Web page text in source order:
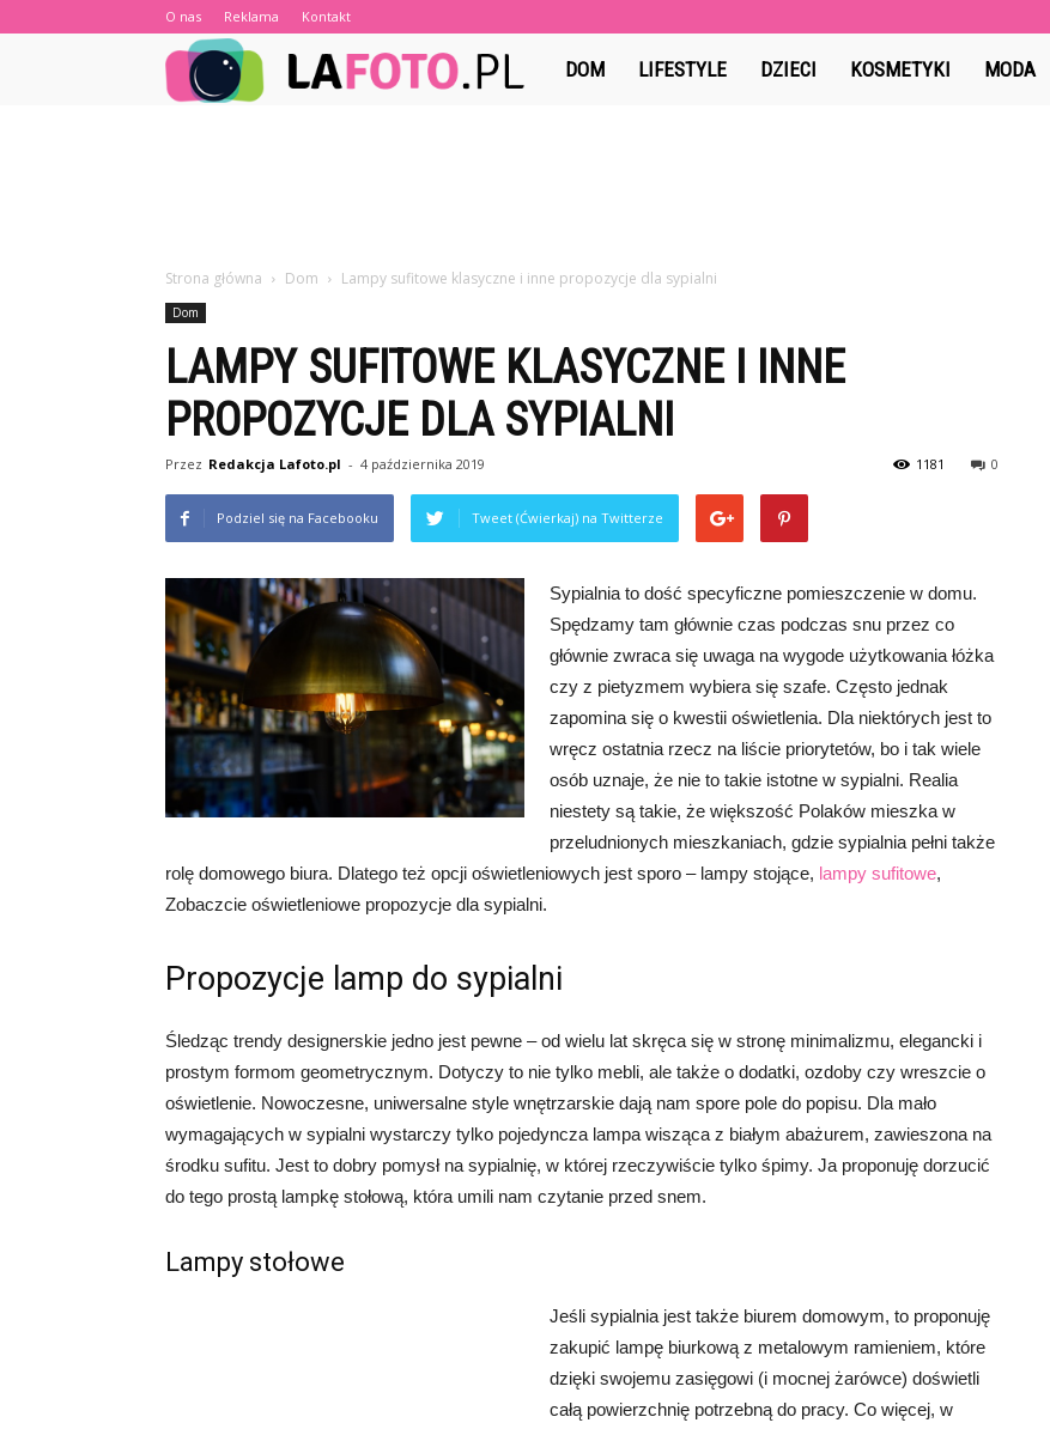
O nas Reklama Kontakt
Lafoto.pl
DOM LIFESTYLE DZIECI KOSMETYKI MODA
Strona główna Dom Lampy sufitowe klasyczne i inne propozycje dla sypialni
Dom
LAMPY SUFITOWE KLASYCZNE I INNE
PROPOZYCJE DLA SYPIALNI
Przez Redakcja Lafoto.pl - 4 października 2019 0
1181
Podziel się na Facebooku Tweet (Ćwierkaj) na Twitterze
Sypialnia to dość specyficzne pomieszczenie w domu.
Spędzamy tam głównie czas podczas snu przez co
głównie zwraca się uwaga na wygode użytkowania łóżka
czy z pietyzmem wybiera się szafe. Często jednak
zapomina się o kwestii oświetlenia. Dla niektórych jest to
wręcz ostatnia rzecz na liście priorytetów, bo i tak wiele
osób uznaje, że nie to takie istotne w sypialni. Realia
niestety są takie, że większość Polaków mieszka w
przeludnionych mieszkaniach, gdzie sypialnia pełni także
rolę domowego biura. Dlatego też opcji oświetleniowych jest sporo – lampy stojące, lampy sufitowe,
Zobaczcie oświetleniowe propozycje dla sypialni.
Propozycje lamp do sypialni
Śledząc trendy designerskie jedno jest pewne – od wielu lat skręca się w stronę minimalizmu, elegancki i
prostym formom geometrycznym. Dotyczy to nie tylko mebli, ale także o dodatki, ozdoby czy wreszcie o
oświetlenie. Nowoczesne, uniwersalne style wnętrzarskie dają nam spore pole do popisu. Dla mało
wymagających w sypialni wystarczy tylko pojedyncza lampa wisząca z białym abażurem, zawieszona na
środku sufitu. Jest to dobry pomysł na sypialnię, w której rzeczywiście tylko śpimy. Ja proponuję dorzucić
do tego prostą lampkę stołową, która umili nam czytanie przed snem.
Lampy stołowe
Jeśli sypialnia jest także biurem domowym, to proponuję
zakupić lampę biurkową z metalowym ramieniem, które
dzięki swojemu zasięgowi (i mocnej żarówce) doświetli
całą powierzchnię potrzebną do pracy. Co więcej, w